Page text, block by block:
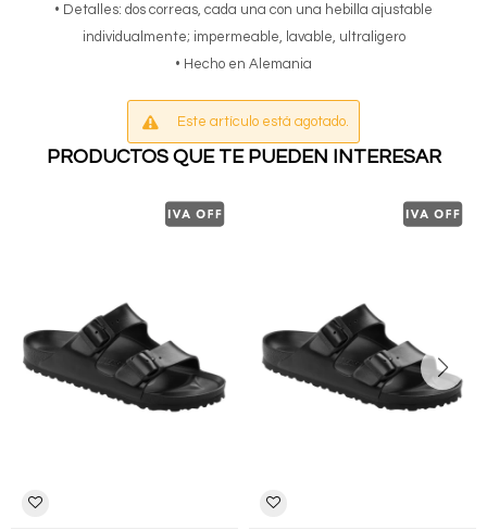
• Detalles: dos correas, cada una con una hebilla ajustable
individualmente; impermeable, lavable, ultraligero
• Hecho en Alemania
Este artículo está agotado.
PRODUCTOS QUE TE PUEDEN INTERESAR